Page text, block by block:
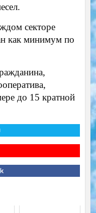
секторе
как минимум по
до 15 кратной